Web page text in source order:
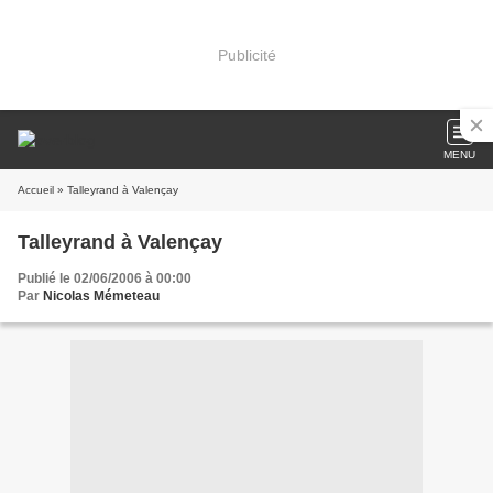
Publicité
MENU
Accueil » Talleyrand à Valençay
Talleyrand à Valençay
Publié le 02/06/2006 à 00:00
Par Nicolas Mémeteau